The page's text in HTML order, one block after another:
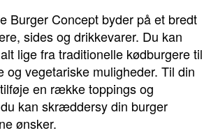
Burger Concept byder på et bredt
sides og drikkevarer. Du kan
lige fra traditionelle kødburgere til
og vegetariske muligheder. Til din
en række toppings og
kan skræddersy din burger
ønsker.